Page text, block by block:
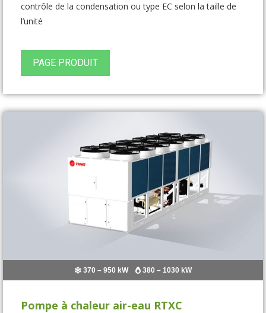
contrôle de la condensation ou type EC selon la taille de
l’unité
PAGE PRODUIT
370 – 950 kW 380 – 1030 kW
Pompe à chaleur air-eau RTXC